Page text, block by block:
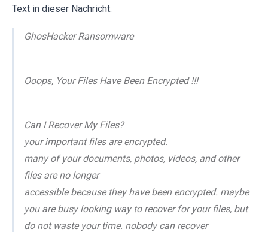
Text in dieser Nachricht:
GhosHacker Ransomware
Ooops, Your Files Have Been Encrypted !!!
Can I Recover My Files?
your important files are encrypted.
many of your documents, photos, videos, and other
files are no longer
accessible because they have been encrypted. maybe
you are busy looking way to recover for your files, but
do not waste your time. nobody can recover